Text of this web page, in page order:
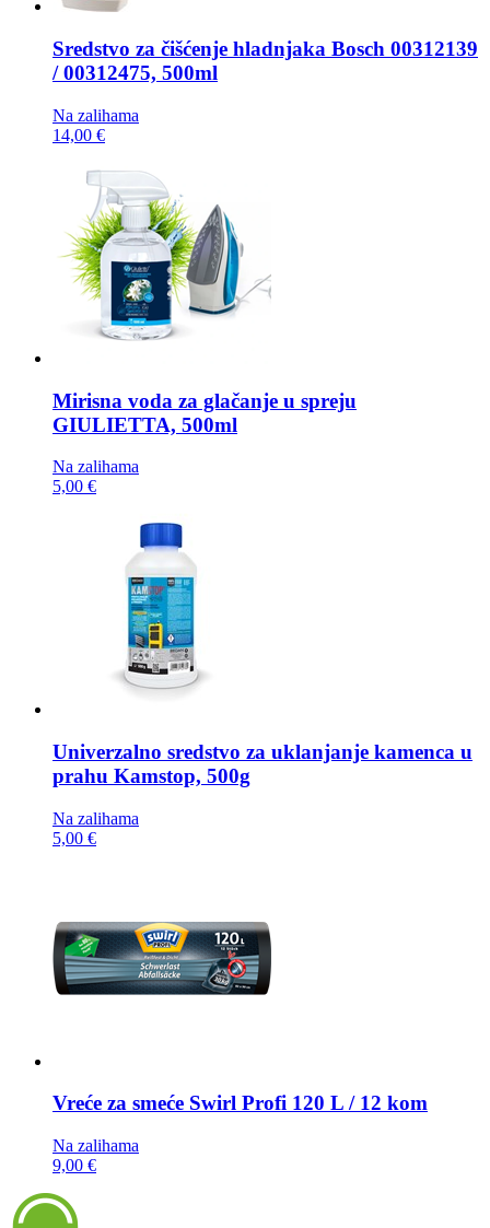
Sredstvo za čišćenje hladnjaka Bosch 00312139
/ 00312475, 500ml
Na zalihama
14,00 €
Mirisna voda za glačanje u spreju
GIULIETTA, 500ml
Na zalihama
5,00 €
Univerzalno sredstvo za uklanjanje kamenca u
prahu Kamstop, 500g
Na zalihama
5,00 €
Vreće za smeće Swirl Profi 120 L / 12 kom
Na zalihama
9,00 €